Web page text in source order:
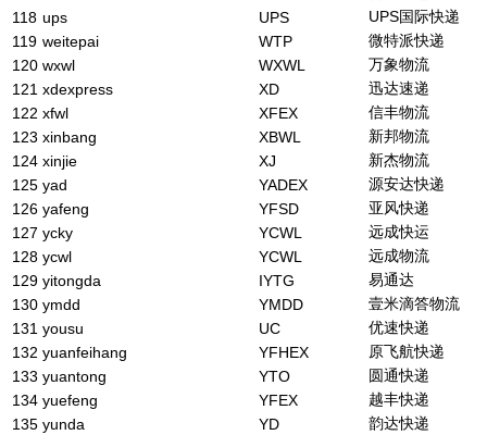
118 ups UPS
UPS国际快递
119 weitepai WTP
微特派快递
120 wxwl WXWL
万象物流
121 xdexpress XD
迅达速递
122 xfwl XFEX
信丰物流
123 xinbang XBWL
新邦物流
124 xinjie XJ
新杰物流
125 yad YADEX
源安达快递
126 yafeng YFSD
亚风快递
127 ycky YCWL
远成快运
128 ycwl YCWL
远成物流
129 yitongda IYTG
易通达
130 ymdd YMDD
壹米滴答物流
131 yousu UC
优速快递
132 yuanfeihang YFHEX
原飞航快递
133 yuantong YTO
圆通快递
134 yuefeng YFEX
越丰快递
135 yunda YD
韵达快递